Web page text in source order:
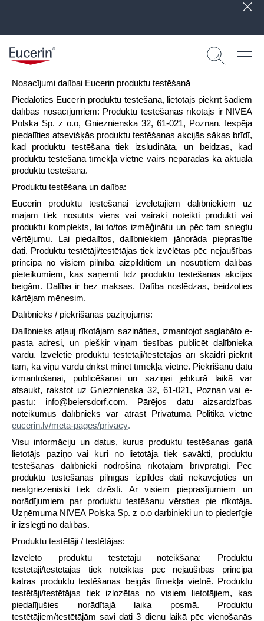
Nosacījumi dalībai Eucerin produktu testēšanā
Piedaloties Eucerin produktu testēšanā, lietotājs piekrīt šādiem
dalības nosacījumiem: Produktu testēšanas rīkotājs ir NIVEA
Polska Sp. z o.o, Gnieznienska 32, 61-021, Poznan. Iespēja
piedalīties atsevišķās produktu testēšanas akcijās sākas brīdī,
kad produktu testēšana tiek izsludināta, un beidzas, kad
produktu testēšana tīmekļa vietnē vairs neparādās kā aktuāla
produktu testēšana.
Produktu testēšana un dalība:
Eucerin produktu testēšanai izvēlētajiem dalībniekiem uz
mājām tiek nosūtīts viens vai vairāki noteikti produkti vai
produktu komplekts, lai to/tos izmēģinātu un pēc tam sniegtu
vērtējumu. Lai piedalītos, dalībniekiem jānorāda pieprasītie
dati. Produktu testētāji/testētājas tiek izvēlētas pēc nejaušības
principa no visiem pilnībā aizpildītiem un nosūtītiem dalības
pieteikumiem, kas saņemti līdz produktu testēšanas akcijas
beigām. Dalība ir bez maksas. Dalība noslēdzas, beidzoties
kārtējam mēnesim.
Dalībnieks / piekrišanas paziņojums:
Dalībnieks atļauj rīkotājam sazināties, izmantojot saglabāto e-
pasta adresi, un piešķir viņam tiesības publicēt dalībnieka
vārdu. Izvēlētie produktu testētāji/testētājas arī skaidri piekrīt
tam, ka viņu vārdu drīkst minēt tīmekļa vietnē. Piekrišanu datu
izmantošanai, publicēšanai un saziņai jebkurā laikā var
atsaukt, rakstot uz Gnieznienska 32, 61-021, Poznan vai e-
pastu: info@beiersdorf.com. Pārējos datu aizsardzības
noteikumus dalībnieks var atrast Privātuma Politikā vietnē
eucerin.lv/meta-pages/privacy.
Visu informāciju un datus, kurus produktu testēšanas gaitā
lietotājs paziņo vai kuri no lietotāja tiek savākti, produktu
testēšanas dalībnieki nodrošina rīkotājam brīvprātīgi. Pēc
produktu testēšanas pilnīgas izpildes dati nekavējoties un
neatgriezeniski tiek dzēsti. Ar visiem pieprasījumiem un
norādījumiem par produktu testēšanu vērsties pie rīkotāja.
Uzņēmuma NIVEA Polska Sp. z o.o darbinieki un to piederīgie
ir izslēgti no dalības.
Produktu testētāji / testētājas:
Izvēlēto produktu testētāju noteikšana: Produktu
testētāji/testētājas tiek noteiktas pēc nejaušības principa
katras produktu testēšanas beigās tīmekļa vietnē. Produktu
testētāji/testētājas tiek izlozētas no visiem lietotājiem, kas
piedalījušies norādītajā laika posmā. Produktu
testētājiem/testētājām savi dati 3 dienu laikā pēc vienošanās